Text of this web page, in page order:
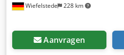
Wiefelstede 228 km
Aanvragen